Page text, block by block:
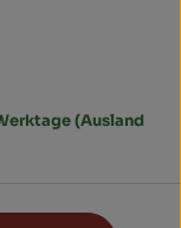
(Ausland